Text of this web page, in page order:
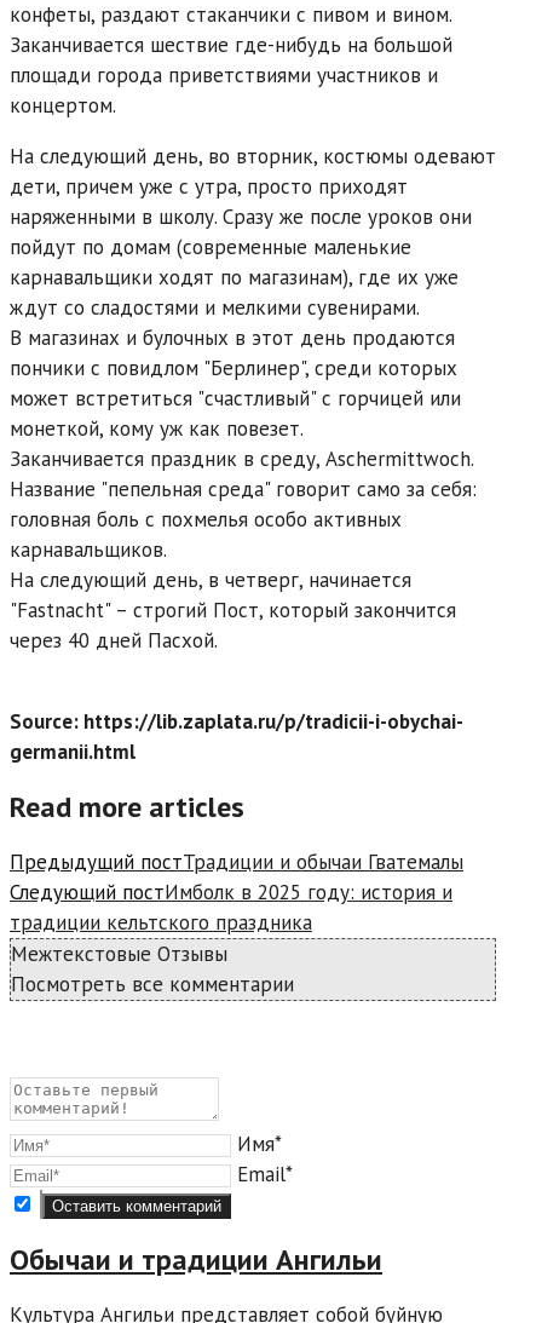
конфеты, раздают стаканчики с пивом и вином.
Заканчивается шествие где-нибудь на большой
площади города приветствиями участников и
концертом.
На следующий день, во вторник, костюмы одевают
дети, причем уже с утра, просто приходят
наряженными в школу. Сразу же после уроков они
пойдут по домам (современные маленькие
карнавальщики ходят по магазинам), где их уже
ждут со сладостями и мелкими сувенирами.
В магазинах и булочных в этот день продаются
пончики с повидлом "Берлинер", среди которых
может встретиться "счастливый" с горчицей или
монеткой, кому уж как повезет.
Заканчивается праздник в среду, Aschermittwoch.
Название "пепельная среда" говорит само за себя:
головная боль с похмелья особо активных
карнавальщиков.
На следующий день, в четверг, начинается
"Fastnacht" – строгий Пост, который закончится
через 40 дней Пасхой.
Source: https://lib.zaplata.ru/p/tradicii-i-obychai-
germanii.html
Read more articles
Предыдущий постТрадиции и обычаи Гватемалы
Следующий постИмболк в 2025 году: история и
традиции кельтского праздника
Межтекстовые Отзывы
Посмотреть все комментарии
Имя*
Email*
Обычаи и традиции Ангильи
Культура Ангильи представляет собой буйную